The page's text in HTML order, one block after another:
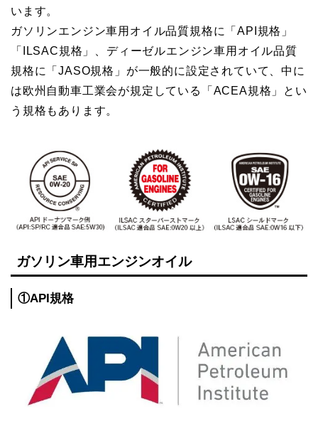
います。
ガソリンエンジン車用オイル品質規格に「API規格」
「ILSAC規格」、ディーゼルエンジン車用オイル品質
規格に「JASO規格」が一般的に設定されていて、中に
は欧州自動車工業会が規定している「ACEA規格」とい
う規格もあります。
ガソリン車用エンジンオイル
①API規格